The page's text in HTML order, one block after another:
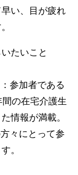
い、目が疲れ
たいこと
：参加者である
の在宅介護生
情報が満載。
々にとって参
。